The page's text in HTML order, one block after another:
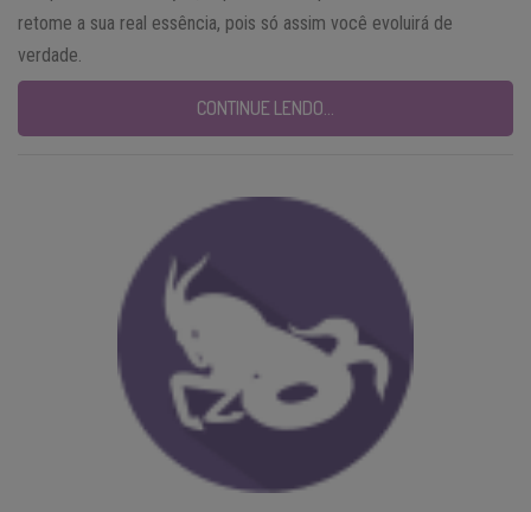
retome a sua real essência, pois só assim você evoluirá de
verdade.
CONTINUE LENDO…